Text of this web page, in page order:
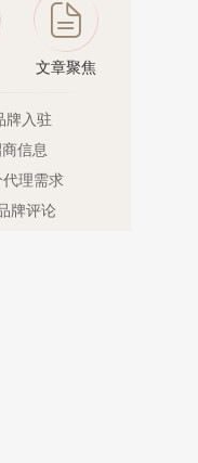
文章聚焦
牌入驻
信息
代理需求
牌评论